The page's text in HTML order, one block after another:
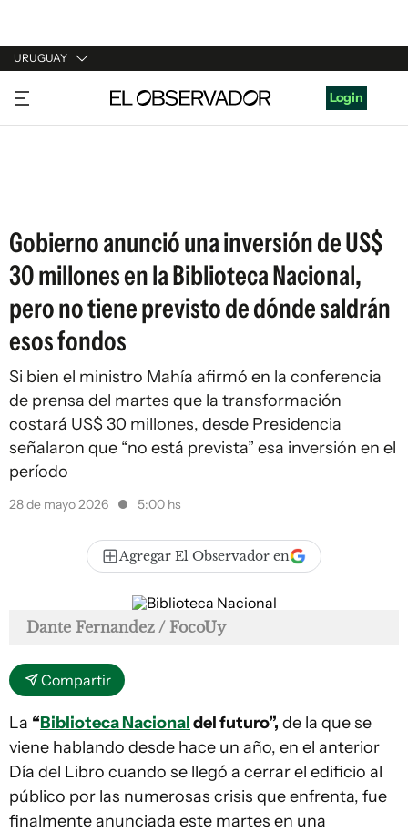
URUGUAY
URUGUAY
ARGENTINA
Login
Gobierno anunció una inversión de US$
30 millones en la Biblioteca Nacional,
pero no tiene previsto de dónde saldrán
esos fondos
Si bien el ministro Mahía afirmó en la conferencia
de prensa del martes que la transformación
costará US$ 30 millones, desde Presidencia
señalaron que “no está prevista” esa inversión en el
período
28 de mayo 2026 5:00 hs
Agregar El Observador en
Dante Fernandez / FocoUy
Compartir
La “Biblioteca Nacionaldel futuro”, de la que se
viene hablando desde hace un año, en el anterior
Día del Libro cuando se llegó a cerrar el edificio al
público por las numerosas crisis que enfrenta, fue
finalmente anunciada este martes en una